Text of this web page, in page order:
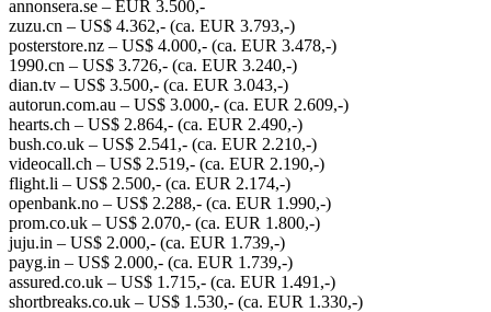
annonsera.se – EUR 3.500,-
zuzu.cn – US$ 4.362,- (ca. EUR 3.793,-)
posterstore.nz – US$ 4.000,- (ca. EUR 3.478,-)
1990.cn – US$ 3.726,- (ca. EUR 3.240,-)
dian.tv – US$ 3.500,- (ca. EUR 3.043,-)
autorun.com.au – US$ 3.000,- (ca. EUR 2.609,-)
hearts.ch – US$ 2.864,- (ca. EUR 2.490,-)
bush.co.uk – US$ 2.541,- (ca. EUR 2.210,-)
videocall.ch – US$ 2.519,- (ca. EUR 2.190,-)
flight.li – US$ 2.500,- (ca. EUR 2.174,-)
openbank.no – US$ 2.288,- (ca. EUR 1.990,-)
prom.co.uk – US$ 2.070,- (ca. EUR 1.800,-)
juju.in – US$ 2.000,- (ca. EUR 1.739,-)
payg.in – US$ 2.000,- (ca. EUR 1.739,-)
assured.co.uk – US$ 1.715,- (ca. EUR 1.491,-)
shortbreaks.co.uk – US$ 1.530,- (ca. EUR 1.330,-)